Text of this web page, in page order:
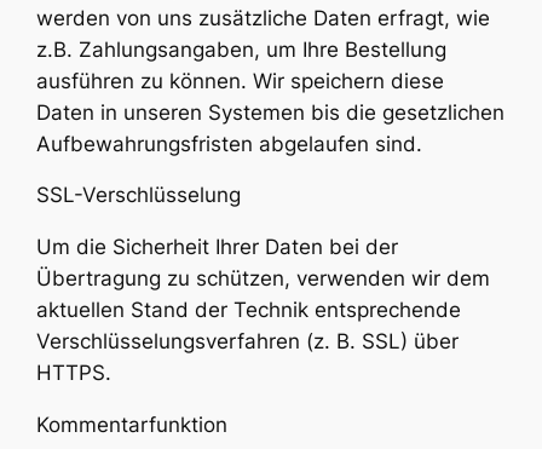
werden von uns zusätzliche Daten erfragt, wie
z.B. Zahlungsangaben, um Ihre Bestellung
ausführen zu können. Wir speichern diese
Daten in unseren Systemen bis die gesetzlichen
Aufbewahrungsfristen abgelaufen sind.
SSL-Verschlüsselung
Um die Sicherheit Ihrer Daten bei der
Übertragung zu schützen, verwenden wir dem
aktuellen Stand der Technik entsprechende
Verschlüsselungsverfahren (z. B. SSL) über
HTTPS.
Kommentarfunktion